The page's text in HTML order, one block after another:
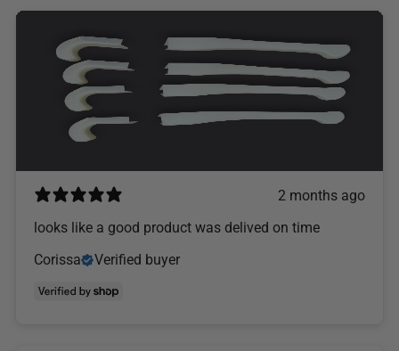
2 months ago
looks like a good product was delived on time
Corissa
Verified buyer